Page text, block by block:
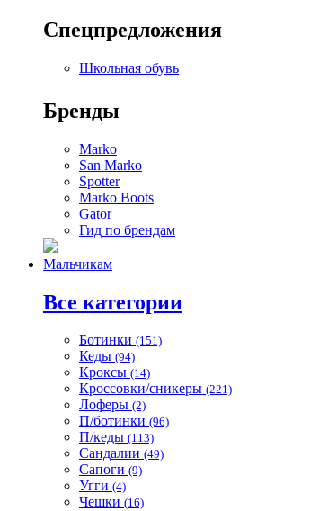
Спецпредложения
Школьная обувь
Бренды
Marko
San Marko
Spotter
Marko Boots
Gator
Гид по брендам
Мальчикам
Все категории
Ботинки (151)
Кеды (94)
Кроксы (14)
Кроссовки/сникеры (221)
Лоферы (2)
П/ботинки (96)
П/кеды (113)
Сандалии (49)
Сапоги (9)
Угги (4)
Чешки (16)